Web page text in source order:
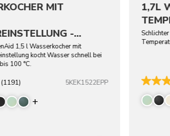
MIT
-
1,5 l Wasserkocher mit
kocht Wasser schnell bei
100 °C.
(1191) 5KEK1522EPP
Display more colors
1,7L